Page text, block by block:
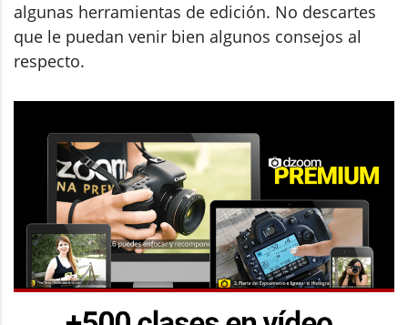
algunas herramientas de edición. No descartes
que le puedan venir bien algunos consejos al
respecto.